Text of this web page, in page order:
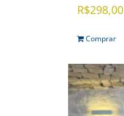
R$298,00
Comprar